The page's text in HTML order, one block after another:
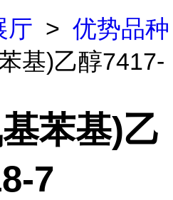
厅 > 优势品种
基)乙醇7417-
苯基)乙
7